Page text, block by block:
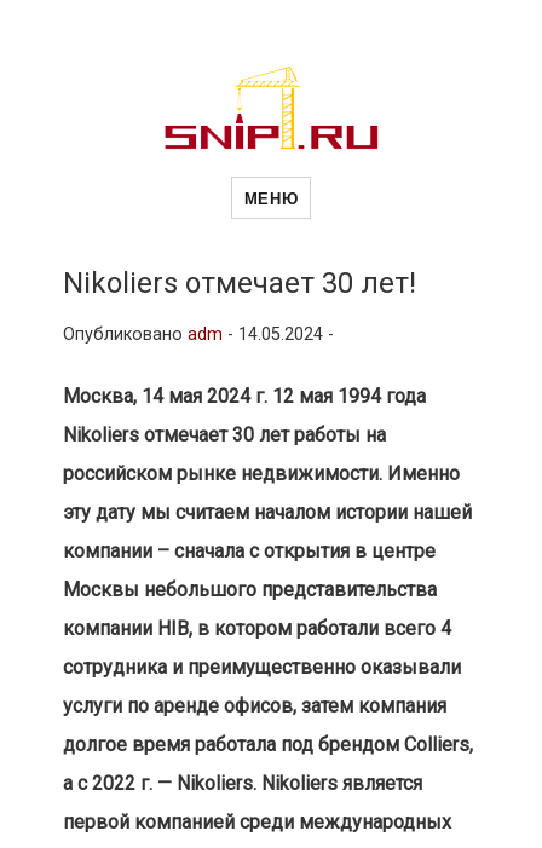
Новости
и
другие связанные со стройкой
рубрики
МЕНЮ
Nikoliers отмечает 30 лет!
Опубликовано adm - 14.05.2024 -
Москва, 14 мая 2024 г. 12 мая 1994 года
Nikoliers отмечает 30 лет работы на
российском рынке недвижимости. Именно
эту дату мы считаем началом истории нашей
компании – сначала с открытия в центре
Москвы небольшого представительства
компании HIB, в котором работали всего 4
сотрудника и преимущественно оказывали
услуги по аренде офисов, затем компания
долгое время работала под брендом Colliers,
а с 2022 г. — Nikoliers. Nikoliers является
первой компанией среди международных